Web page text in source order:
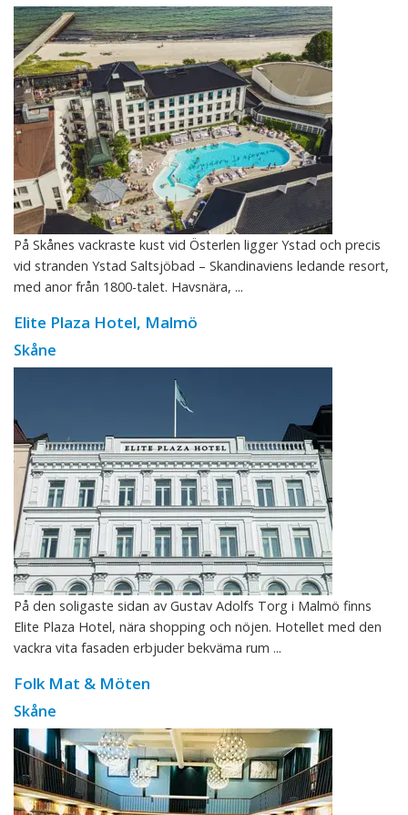
På Skånes vackraste kust vid Österlen ligger Ystad och precis
vid stranden Ystad Saltsjöbad – Skandinaviens ledande resort,
med anor från 1800-talet. Havsnära, ...
Elite Plaza Hotel, Malmö
Skåne
På den soligaste sidan av Gustav Adolfs Torg i Malmö finns
Elite Plaza Hotel, nära shopping och nöjen. Hotellet med den
vackra vita fasaden erbjuder bekväma rum ...
Folk Mat & Möten
Skåne